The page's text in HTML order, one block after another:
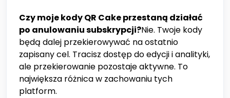
Czy moje kody QR Cake przestaną działać
po anulowaniu subskrypcji?Nie. Twoje kody
będą dalej przekierowywać na ostatnio
zapisany cel. Tracisz dostęp do edycji i analityki,
ale przekierowanie pozostaje aktywne. To
największa różnica w zachowaniu tych
platform.